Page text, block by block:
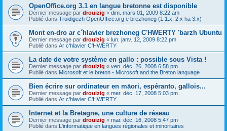
OpenOffice.org 3.1 en langue bretonne est disponible
Dernier message par drouizig « dim. mars 01, 2009 8:22 am
Publié dans Troidigezh OpenOffice.org e brezhoneg (1.1.x, 2.x ha 3.x)
Mont en-dro ar c´hlavier brezhoneg C'HWERTY 'barzh Ubuntu
Dernier message par drouizig « lun. janv. 12, 2009 8:22 pm
Publié dans Ar c'hlavier C'HWERTY
La date de votre système en gallo : possible sous Vista !
Dernier message par drouizig « ven. déc. 26, 2008 6:58 pm
Publié dans Microsoft et le breton - Microsoft and the Breton language
Bien écrire sur ordinateur en māori, espéranto, gallois...
Dernier message par drouizig « mer. déc. 17, 2008 5:03 pm
Publié dans Ar c'hlavier C'HWERTY
Internet et la Bretagne, une culture de réseau
Dernier message par drouizig « mar. déc. 16, 2008 5:47 pm
Publié dans L'informatique en langues régionales et minoritaires